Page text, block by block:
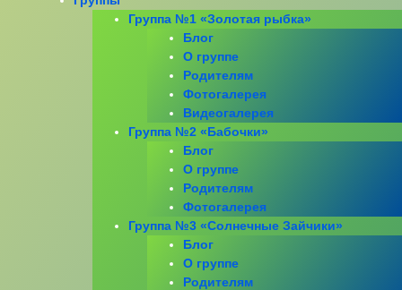
Группа №1 «Золотая рыбка»
Блог
О группе
Родителям
Фотогалерея
Видеогалерея
Группа №2 «Бабочки»
Блог
О группе
Родителям
Фотогалерея
Группа №3 «Солнечные Зайчики»
Блог
О группе
Родителям